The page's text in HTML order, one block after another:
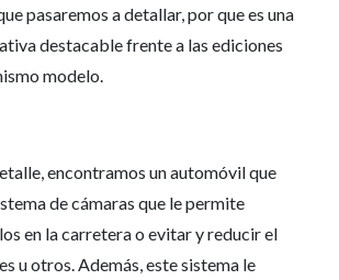
pasaremos a detallar, por que es una
destacable frente a las ediciones
modelo.
encontramos un automóvil que
de cámaras que le permite
en la carretera o evitar y reducir el
u otros. Además, este sistema le